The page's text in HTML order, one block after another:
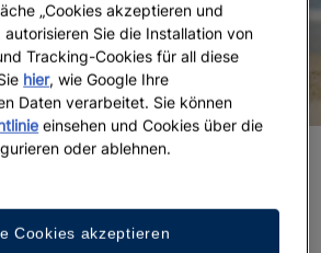
zufolge kann Ihr Baby ab einem
„Cookies akzeptieren und
Sie die Installation von
Tracking-Cookies für all diese
hier, wie Google Ihre
Daten verarbeitet. Sie können
einsehen und Cookies über die
oder ablehnen.
Cookies akzeptieren